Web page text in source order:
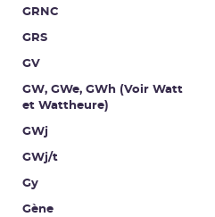
GRNC
GRS
GV
GW, GWe, GWh (Voir Watt
et Wattheure)
GWj
GWj/t
Gy
Gène